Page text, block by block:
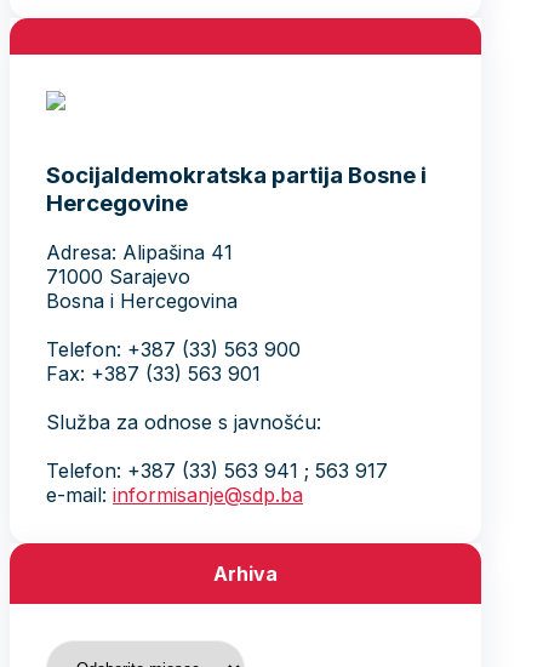
Socijaldemokratska partija Bosne i
Hercegovine
Adresa: Alipašina 41
71000 Sarajevo
Bosna i Hercegovina
Telefon: +387 (33) 563 900
Fax: +387 (33) 563 901
Služba za odnose s javnošću:
Telefon: +387 (33) 563 941 ; 563 917
e-mail: informisanje@sdp.ba
Arhiva
Arhiva